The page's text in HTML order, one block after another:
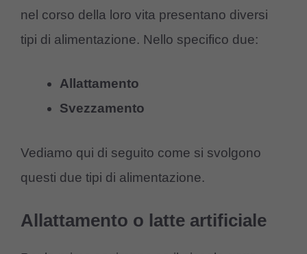
nel corso della loro vita presentano diversi
tipi di alimentazione. Nello specifico due:
Allattamento
Svezzamento
Vediamo qui di seguito come si svolgono
questi due tipi di alimentazione.
Allattamento o latte artificiale